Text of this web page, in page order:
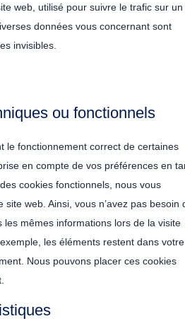
web, utilisé pour suivre le trafic sur un
données vous concernant sont
invisibles.
ou fonctionnels
le fonctionnement correct de certaines
en compte de vos préférences en
cookies fonctionnels, nous vous
site web. Ainsi, vous n’avez pas besoin
les mêmes informations lors de la visite
les éléments restent dans votre
Nous pouvons placer ces cookies